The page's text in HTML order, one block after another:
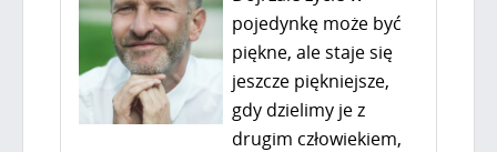
pojedynkę może być
piękne, ale staje się
jeszcze piękniejsze,
gdy dzielimy je z
drugim człowiekiem,